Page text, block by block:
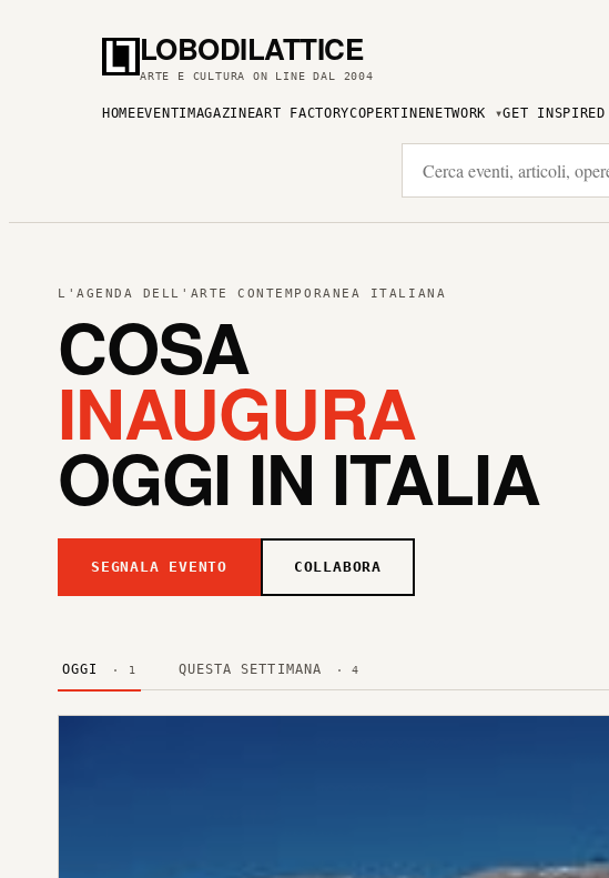
LOBODILATTICE
ARTE E CULTURA ON LINE DAL 2004
HOME EVENTI MAGAZINEART FACTORYCOPERTINENETWORK GET INSPIRED
L'AGENDA DELL'ARTE CONTEMPORANEA ITALIANA
COSA
INAUGURA
OGGI IN ITALIA
SEGNALA EVENTO COLLABORA
OGGI · 1 QUESTA SETTIMANA · 4